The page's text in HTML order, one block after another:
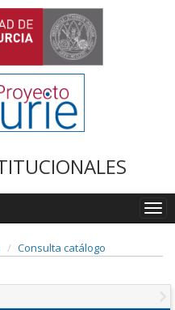
Consulta catálogo